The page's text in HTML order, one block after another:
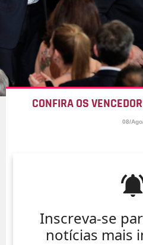
Inscreva-se
notícias mais
CONFIRA OS
08/